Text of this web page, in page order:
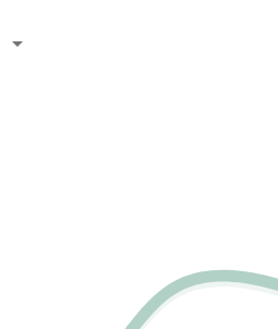
arrow_drop_down